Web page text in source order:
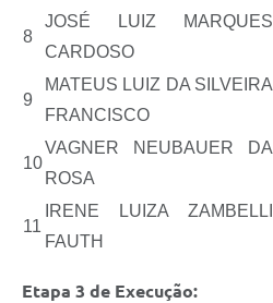
8
JOSÉ LUIZ MARQUES
CARDOSO
9
MATEUS LUIZ DA SILVEIRA
FRANCISCO
10
VAGNER NEUBAUER DA
ROSA
11
IRENE LUIZA ZAMBELLI
FAUTH
Etapa 3 de Execução: